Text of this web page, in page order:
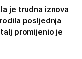
je trudna iznova
posljednja
promijenio je